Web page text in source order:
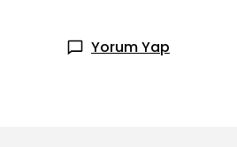
Yorum Yap